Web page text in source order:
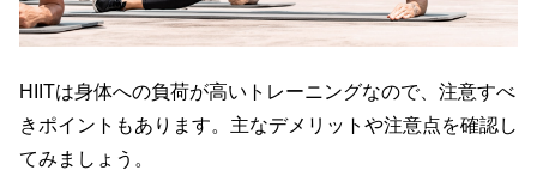
HIITは身体への負荷が高いトレーニングなので、注意すべ
きポイントもあります。主なデメリットや注意点を確認し
てみましょう。